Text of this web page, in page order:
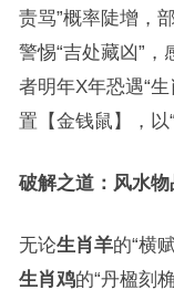
责骂”概率陡增，
警惕“吉处藏凶”，
者明年X年恐遇“
置【金钱鼠】，以
破解之道：风水物
无论生肖羊的“横
生肖鸡的“丹楹刻